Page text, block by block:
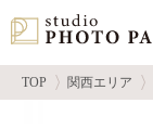
TOP 関西エリア